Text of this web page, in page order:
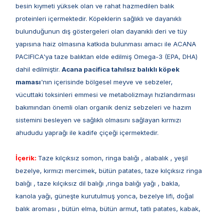
besin kıymeti yüksek olan ve rahat hazmedilen balık
proteinleri içermektedir. Köpeklerin sağlıklı ve dayanıklı
bulunduğunun dış göstergeleri olan dayanıklı deri ve tüy
yapısına haiz olmasına katkıda bulunması amacı ile ACANA
PACIFICA'ya taze balıktan elde edilmiş Omega-3 (EPA, DHA)
dahil edilmiştir. Acana pacifica tahılsız balıklı köpek
maması'nın içerisinde bölgesel meyve ve sebzeler,
vücuttaki toksinleri emmesi ve metabolizmayı hızlandırması
bakımından önemli olan organik deniz sebzeleri ve hazım
sistemini besleyen ve sağlıklı olmasını sağlayan kırmızı
ahududu yaprağı ile kadife çiçeği içermektedir.
İçerik: Taze kılçıksız somon, ringa balığı , alabalık , yeşil
bezelye, kırmızı mercimek, bütün patates, taze kılçıksız ringa
balığı , taze kılçıksız dil balığı ,ringa balığı yağı , bakla,
kanola yağı, güneşte kurutulmuş yonca, bezelye lifi, doğal
balık aroması , bütün elma, bütün armut, tatlı patates, kabak,